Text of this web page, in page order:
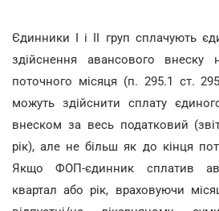
Єдинники І і ІІ груп сплачують
здійснення авансового внеску
поточного місяця (п. 295.1 ст. 295
можуть здійснити сплату
внеском за весь податковий
рік), але не більш як до кінця
Якщо ФОП-єдинник сплатив
квартал або рік, враховуючи